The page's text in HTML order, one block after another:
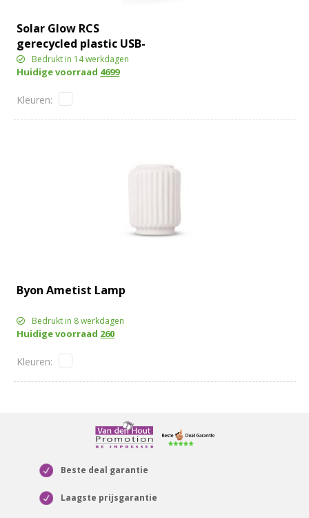
Solar Glow RCS
gerecycled plastic USB-
oplaadbare buitenlamp
Bedrukt in 14 werkdagen
Huidige voorraad 4699
Byon Ametist Lamp
Bedrukt in 8 werkdagen
Huidige voorraad 260
Beste deal garantie
Laagste prijsgarantie